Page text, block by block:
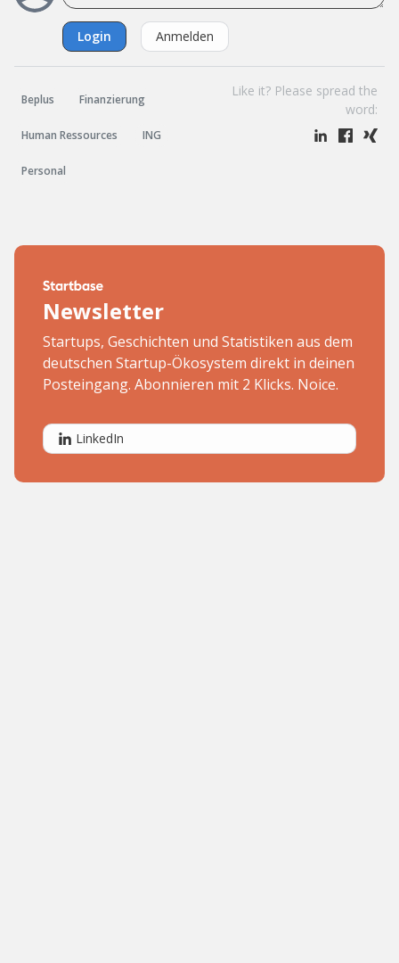
Login Anmelden
Beplus Finanzierung
Human Ressources ING
Personal
Like it? Please spread the
word:
Newsletter
Startups, Geschichten und Statistiken aus dem
deutschen Startup-Ökosystem direkt in deinen
Posteingang. Abonnieren mit 2 Klicks. Noice.
LinkedIn